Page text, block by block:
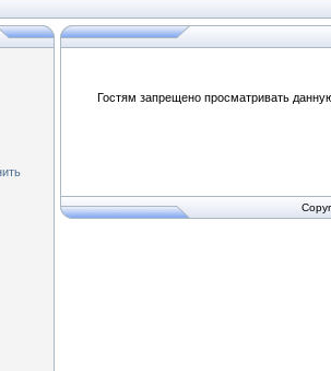
Гостям запрещено просматривать